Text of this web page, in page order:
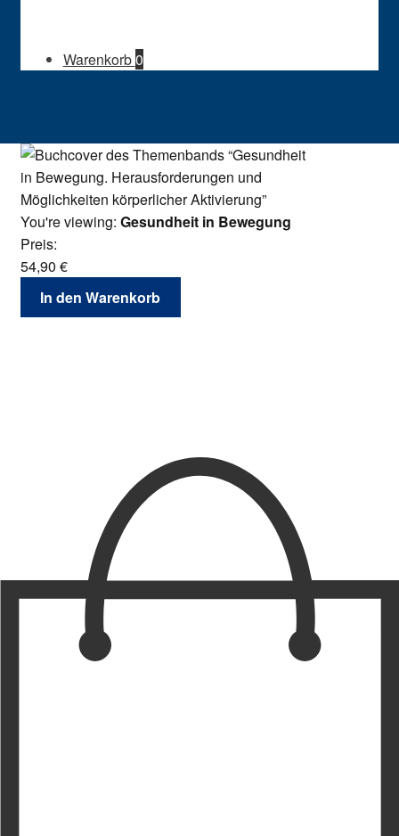
Warenkorb0
You're viewing: Gesundheit in Bewegung
Preis:
54,90 €
In den Warenkorb